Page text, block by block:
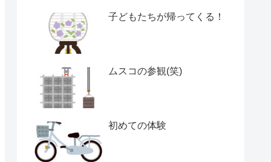
子どもたちが帰ってくる！
ムスコの参観(笑)
初めての体験